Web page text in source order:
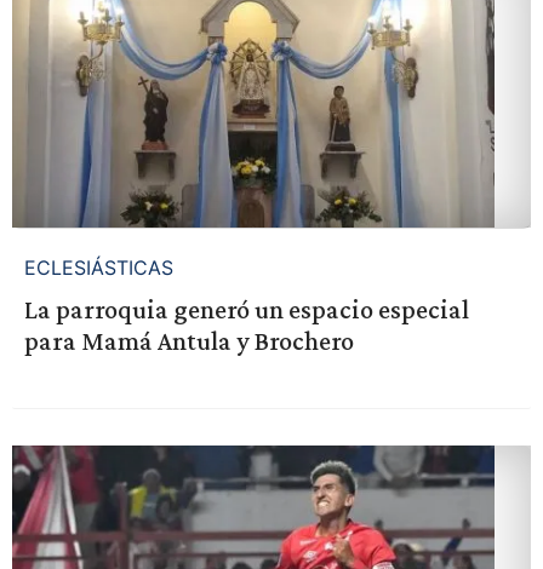
ECLESIÁSTICAS
La parroquia generó un espacio especial
para Mamá Antula y Brochero